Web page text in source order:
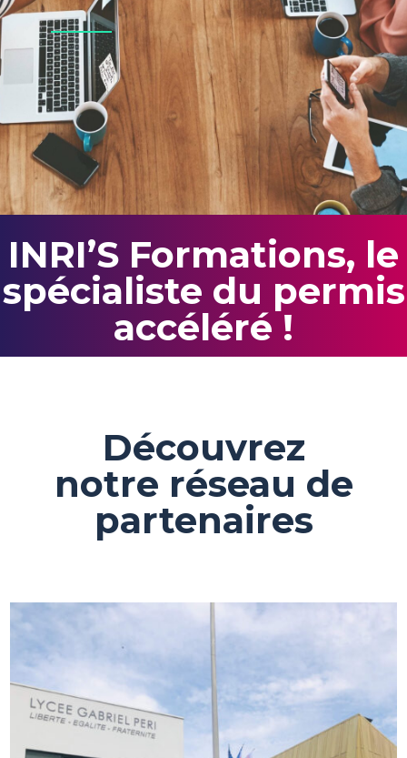
INRI’S Formations, le
spécialiste du permis
accéléré !
Découvrez
notre réseau de
partenaires